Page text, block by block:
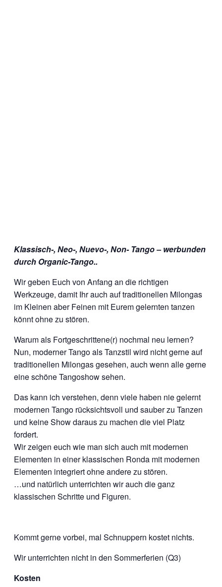
Klassisch-, Neo-, Nuevo-, Non- Tango – werbunden
durch Organic-Tango..
Wir geben Euch von Anfang an die richtigen
Werkzeuge, damit Ihr auch auf traditionellen Milongas
im Kleinen aber Feinen mit Eurem gelernten tanzen
könnt ohne zu stören.
Warum als Fortgeschrittene(r) nochmal neu lernen?
Nun, moderner Tango als Tanzstil wird nicht gerne auf
traditionellen Milongas gesehen, auch wenn alle gerne
eine schöne Tangoshow sehen.
Das kann ich verstehen, denn viele haben nie gelernt
modernen Tango rücksichtsvoll und sauber zu Tanzen
und keine Show daraus zu machen die viel Platz
fordert.
Wir zeigen euch wie man sich auch mit modernen
Elementen in einer klassischen Ronda mit modernen
Elementen integriert ohne andere zu stören.
…und natürlich unterrichten wir auch die ganz
klassischen Schritte und Figuren.
Kommt gerne vorbei, mal Schnuppern kostet nichts.
Wir unterrichten nicht in den Sommerferien (Q3)
Kosten